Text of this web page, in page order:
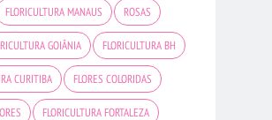
FLORICULTURA MANAUS ROSAS
GOIÂNIA FLORICULTURA BH
CURITIBA FLORES COLORIDAS
FLORICULTURA FORTALEZA